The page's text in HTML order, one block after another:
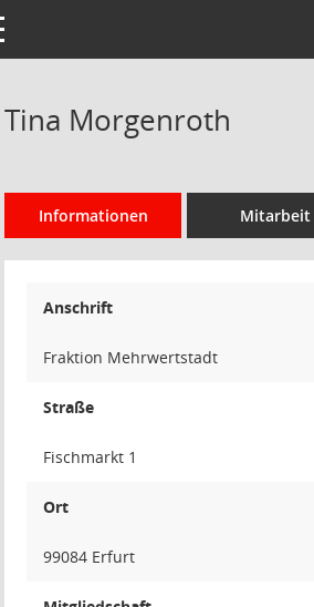
navigation
Tina Morgenroth
Informationen Mitarbeit
Anschrift
Fraktion Mehrwertstadt
Straße
Fischmarkt 1
Ort
99084 Erfurt